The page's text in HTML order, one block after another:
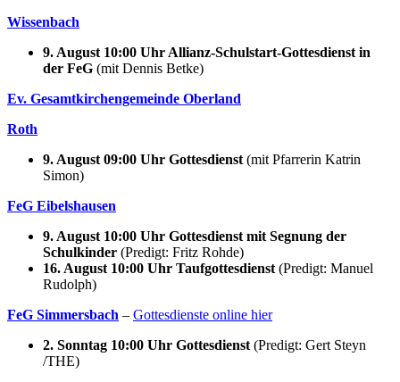
Wissenbach
9. August 10:00 Uhr Allianz-Schulstart-Gottesdienst in
der FeG (mit Dennis Betke)
Ev. Gesamtkirchengemeinde Oberland
Roth
9. August 09:00 Uhr Gottesdienst (mit Pfarrerin Katrin
Simon)
FeG Eibelshausen
9. August 10:00 Uhr Gottesdienst mit Segnung der
Schulkinder (Predigt: Fritz Rohde)
16. August 10:00 Uhr Taufgottesdienst (Predigt: Manuel
Rudolph)
FeG Simmersbach – Gottesdienste online hier
2. Sonntag 10:00 Uhr Gottesdienst (Predigt: Gert Steyn
/THE)